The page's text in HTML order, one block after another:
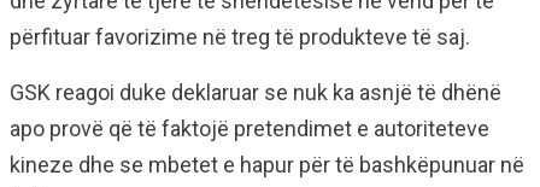
përfituar favorizime në treg të produkteve të saj.
GSK reagoi duke deklaruar se nuk ka asnjë të dhënë
apo provë që të faktojë pretendimet e autoriteteve
kineze dhe se mbetet e hapur për të bashkëpunuar në